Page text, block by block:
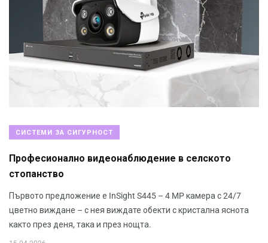
СИСТЕМИ ЗА СИГУРНОСТ
Професионално видеонаблюдение в селското
стопанство
Първото предложение е InSight S445 – 4 MP камера с 24/7
цветно виждане – с нея виждате обекти с кристална яснота
както през деня, така и през нощта.